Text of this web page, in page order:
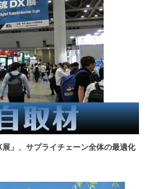
展」、サプライチェーン全体の最適化